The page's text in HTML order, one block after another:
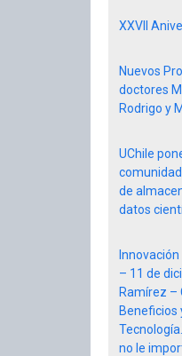
XXVII
Nuevos
doctores
Rodrigo y
UChile
de
datos
Innovación
– 11 de
Ramírez –
Beneficios
no le